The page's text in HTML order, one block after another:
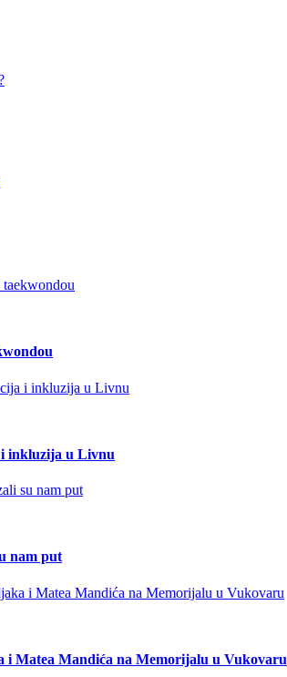
inkluzija u Livnu
nam put
Matea Mandića na Memorijalu u Vukovaru